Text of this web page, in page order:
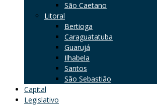
São Caetano
Litoral
Bertioga
Caraguatatuba
Guarujá
Ilhabela
Santos
São Sebastião
Capital
Legislativo